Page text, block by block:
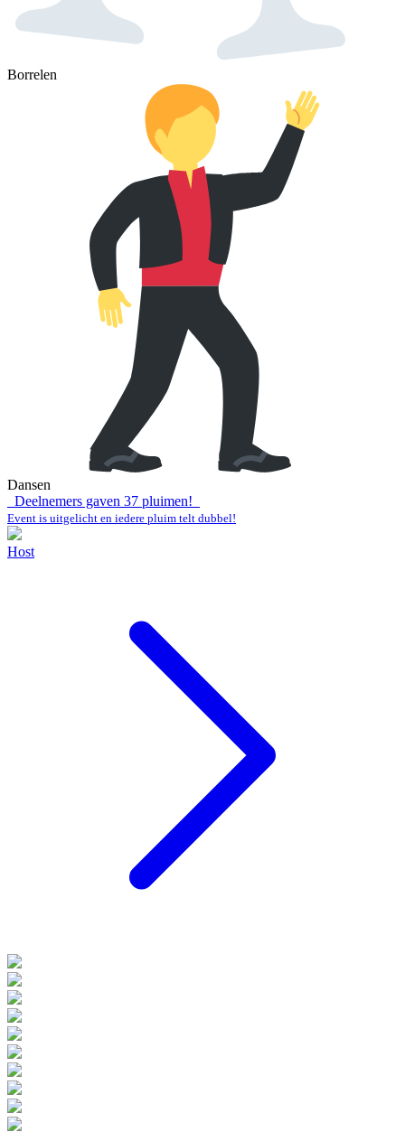
Borrelen
Dansen
Deelnemers gaven 37 pluimen!
Event is uitgelicht en iedere pluim telt dubbel!
Host